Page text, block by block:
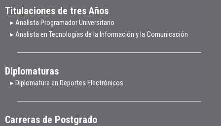
Titulaciones de tres Años
▸ Analista Programador Universitario
▸ Analista en Tecnologías de la Información y la Comunicación
Diplomaturas
▸ Diplomatura en Deportes Electrónicos
Carreras de Postgrado